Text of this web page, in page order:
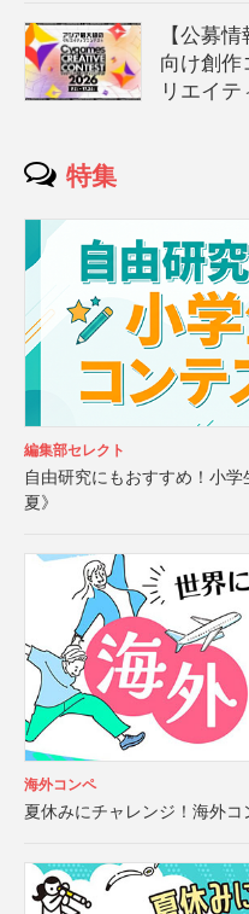
【公募
向け創作
リエイ
特集
編集部セレクト
自由研究にもおすすめ！小
夏》
海外コンペ
夏休みにチャレンジ！海外コ